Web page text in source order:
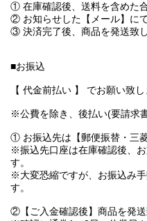
① 在庫確認後、送料を含めた
② お知らせした【メール】に
③ 決済完了後、商品を発送致し
■お振込
【 代金前払い 】 でお願い致し
※公費を除き、後払い(要請求
① お振込先は【郵便振替・三
※振込先口座は在庫確認後、
す。
※大変恐縮ですが、お振込み
す。
②【ご入金確認後】商品を発送